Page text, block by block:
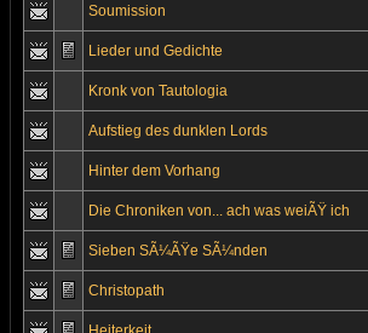
Soumission
Lieder und Gedichte
Kronk von Tautologia
Aufstieg des dunklen Lords
Hinter dem Vorhang
Die Chroniken von... ach was weiÃŸ ich
Sieben SÃ¼ÃŸe SÃ¼nden
Christopath